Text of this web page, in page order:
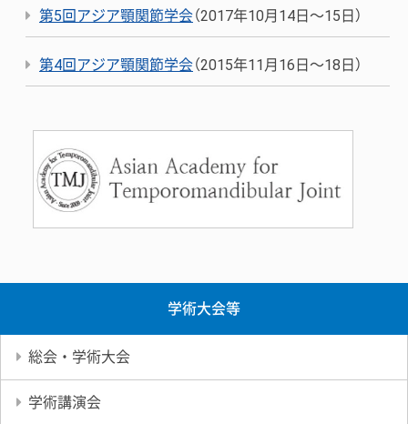
第5回アジア顎関節学会（2017年10月14日～15日）
第4回アジア顎関節学会（2015年11月16日～18日）
学術大会等
総会・学術大会
学術講演会